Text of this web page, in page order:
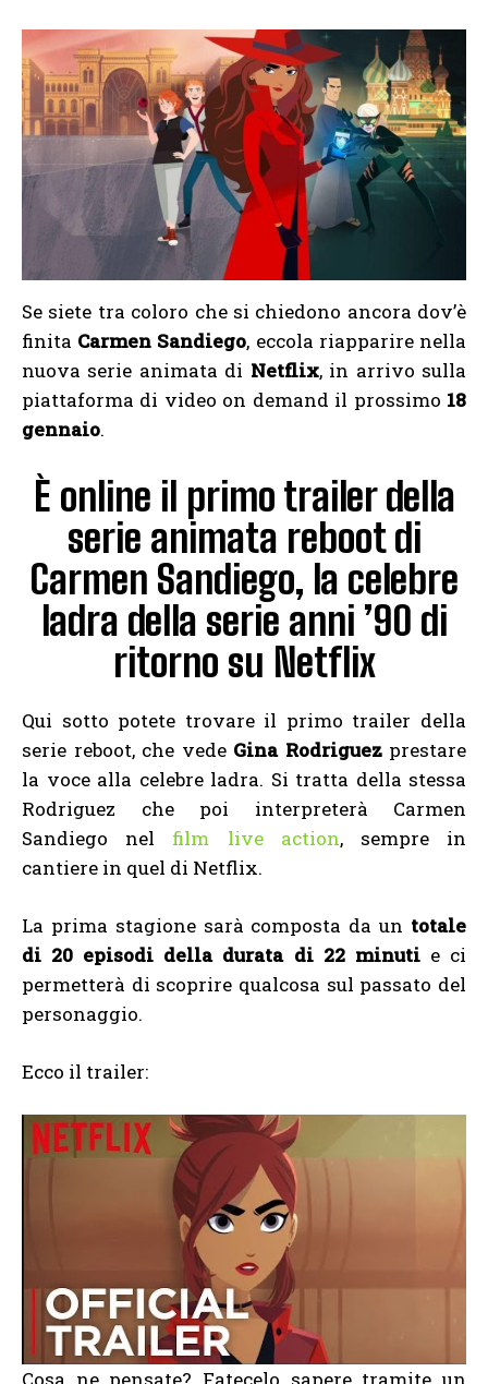
Se siete tra coloro che si chiedono ancora dov’è
finita Carmen Sandiego, eccola riapparire nella
nuova serie animata di Netflix, in arrivo sulla
piattaforma di video on demand il prossimo 18
gennaio.
È online il primo trailer della
serie animata reboot di
Carmen Sandiego, la celebre
ladra della serie anni ’90 di
ritorno su Netflix
Qui sotto potete trovare il primo trailer della
serie reboot, che vede Gina Rodriguez prestare
la voce alla celebre ladra. Si tratta della stessa
Rodriguez che poi interpreterà Carmen
Sandiego nel film live action, sempre in
cantiere in quel di Netflix.
La prima stagione sarà composta da un totale
di 20 episodi della durata di 22 minutie ci
permetterà di scoprire qualcosa sul passato del
personaggio.
Ecco il trailer: